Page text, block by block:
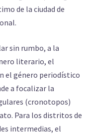
de la ciudad de
sin rumbo, a la
literario, el
el género periodístico
a focalizar la
(cronotopos)
Para los distritos de
intermedias, el